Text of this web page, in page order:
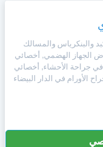
والبنكرياس والمسالك
الجهاز الهضمي, أخصائي
جراحة الأحشاء, أخصائي
الأورام في الدار البيضاء